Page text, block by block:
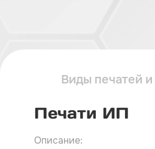
Виды печатей
Печати ИП